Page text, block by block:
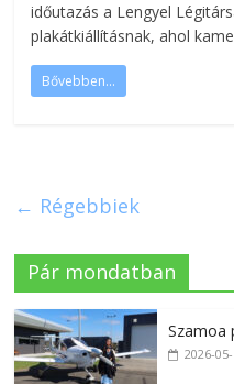
időutazás a Lengyel
plakátkiállításnak, ahol
Bővebben...
← Régebbiek
Pár mondatban
Szamoa
2026-